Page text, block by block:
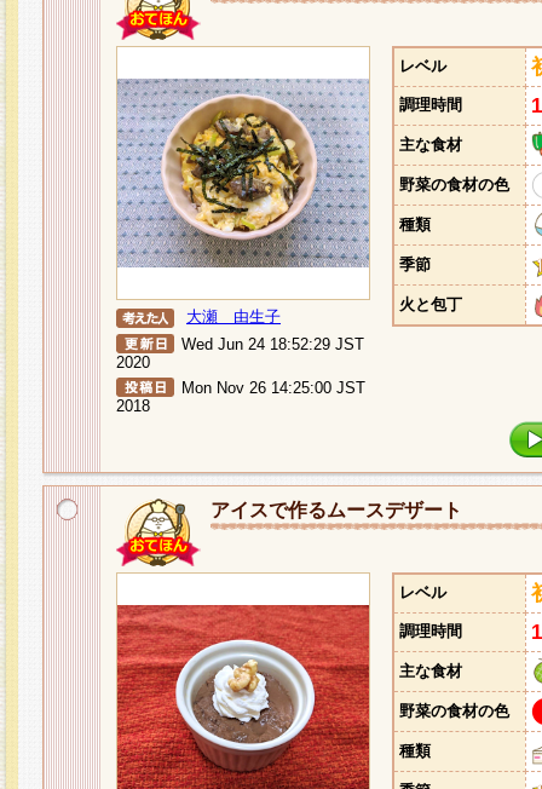
大瀬 由生子
Wed Jun 24 18:52:29 JST
2020
Mon Nov 26 14:25:00 JST
2018
レベル
調理時間
主な食材
野菜の食材の色
種類
季節
火と包丁
アイスで作るムースデザート
レベル
調理時間
主な食材
野菜の食材の色
種類